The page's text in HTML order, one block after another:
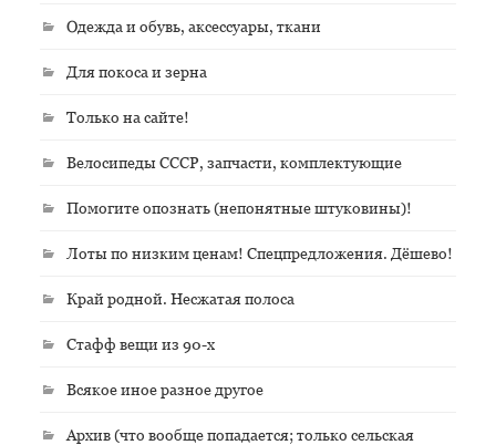
Одежда и обувь, аксессуары, ткани
Для покоса и зерна
Только на сайте!
Велосипеды СССР, запчасти, комплектующие
Помогите опознать (непонятные штуковины)!
Лоты по низким ценам! Спецпредложения. Дёшево!
Край родной. Несжатая полоса
Стафф вещи из 90-х
Всякое иное разное другое
Архив (что вообще попадается; только сельская